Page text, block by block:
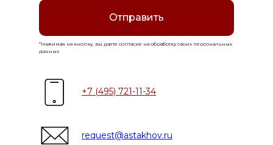
request@astakhov.ru
+7 (495) 721-11-34
Отправить
*Нажимая на кнопку, вы даете согласие на обработку своих персональных
данных